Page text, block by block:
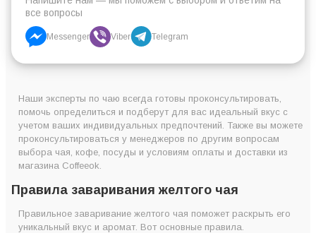
все вопросы
Messenger Viber Telegram
Наши эксперты по чаю всегда готовы проконсультировать,
помочь определиться и подберут для вас идеальный вкус с
учетом ваших индивидуальных предпочтений. Также вы можете
проконсультироваться у менеджеров по другим вопросам
выбора чая, кофе, посуды и условиям оплаты и доставки из
магазина Coffeeok.
Правила заваривания желтого чая
Правильное заваривание желтого чая поможет раскрыть его
уникальный вкус и аромат. Вот основные правила.